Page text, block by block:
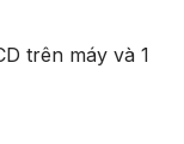
trên máy và 1